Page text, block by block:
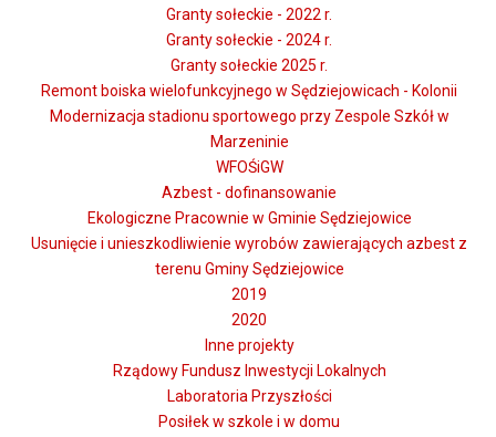
Granty sołeckie - 2022 r.
Granty sołeckie - 2024 r.
Granty sołeckie 2025 r.
Remont boiska wielofunkcyjnego w Sędziejowicach - Kolonii
Modernizacja stadionu sportowego przy Zespole Szkół w
Marzeninie
WFOŚiGW
Azbest - dofinansowanie
Ekologiczne Pracownie w Gminie Sędziejowice
Usunięcie i unieszkodliwienie wyrobów zawierających azbest z
terenu Gminy Sędziejowice
2019
2020
Inne projekty
Rządowy Fundusz Inwestycji Lokalnych
Laboratoria Przyszłości
Posiłek w szkole i w domu